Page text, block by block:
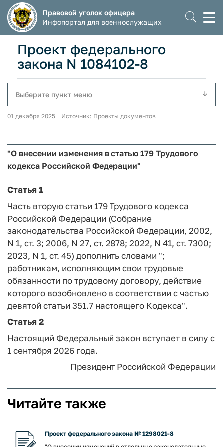
Правовой уголок офицера
Инфопортал для военнослужащих
Проект федерального
закона N 1084102-8
Выберите пункт меню
01 декабря 2025 Источник: Проекты документов
"О внесении изменения в статью 179 Трудового
кодекса Российской Федерации"
Статья 1
Часть вторую статьи 179 Трудового кодекса
Российской Федерации (Собрание
законодательства Российской Федерации, 2002,
N 1, ст. 3; 2006, N 27, ст. 2878; 2022, N 41, ст. 7300;
2023, N 1, ст. 45) дополнить словами ";
работникам, исполняющим свои трудовые
обязанности по трудовому договору, действие
которого возобновлено в соответствии с частью
девятой статьи 351.7 настоящего Кодекса".
Статья 2
Настоящий Федеральный закон вступает в силу с
1 сентября 2026 года.
Президент Российской Федерации
Читайте также
Проект федерального закона № 1298021-8